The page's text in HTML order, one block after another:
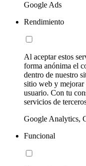
Google Ads
Rendimiento
Al aceptar estos
forma anónima el
dentro de nuestro
sitio web y mejorar
usuario. Con tu
servicios de
Google Analytics,
Funcional